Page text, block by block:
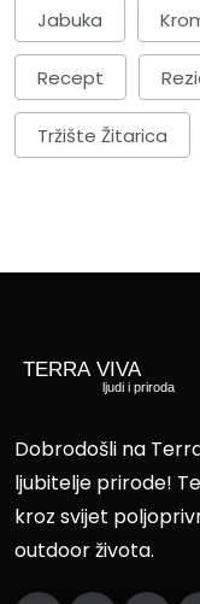
Jabuka
Recept
Tržište Žitarica
Dobrodošli na
ljubitelje prirode!
kroz svijet
outdoor života.